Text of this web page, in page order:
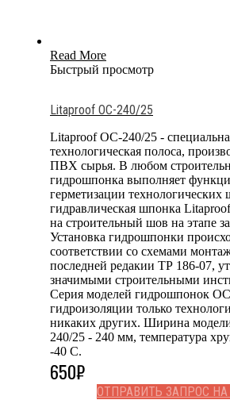
Read More
Быстрый просмотр
Litaproof OC-240/25
Litaproof OC-240/25 -
технологическая полоса,
ПВХ сырья. В любом
гидрошпонка выполняет
герметизации
гидравлическая шпонка
на строительный шов на этапе
Установка гидрошпонки
соответствии со схемами
последней редакии ТР 186-07,
значимыми строительными
Серия моделей гидрошпонок
гидроизоляции только
никаких других. Ширина
240/25 - 240 мм, температура
-40 С.
650₽
ОТПРАВИТЬ ЗАПРОС